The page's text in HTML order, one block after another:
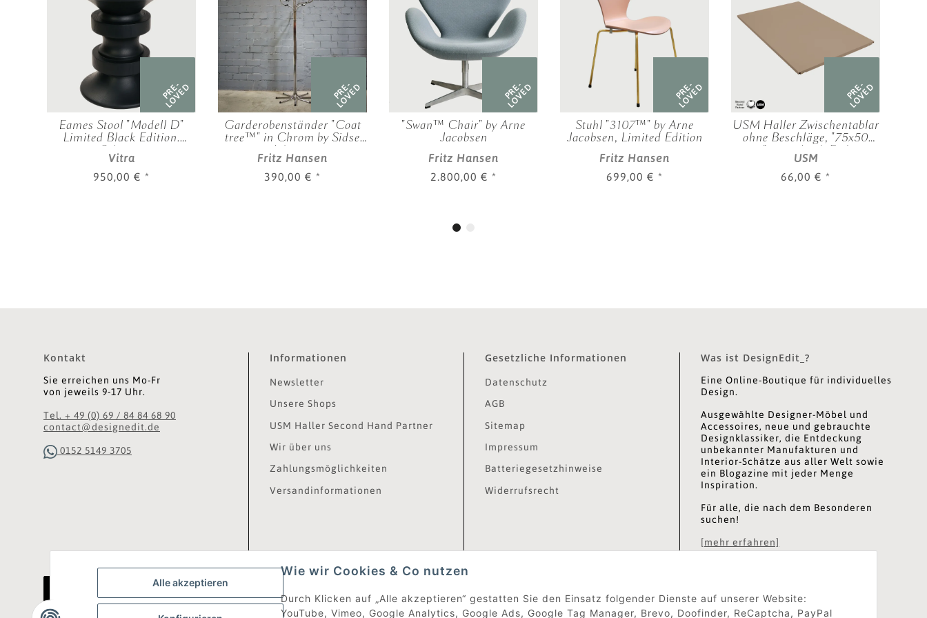
Alle akzeptieren
Wie wir Cookies & Co nutzen
Durch Klicken auf „Alle akzeptieren“ gestatten Sie den Einsatz folgender Dienste auf unserer Website:
YouTube, Vimeo, Google Analytics, Google Ads, Google Tag Manager, Brevo, Doofinder, ReCaptcha, PayPal
PRE-
LOVED
Eames Stool "Modell D"
Limited Black Edition.
Schwarz
Vitra
950,00 € *
PRE-
LOVED
Garderobenständer "Coat
tree™" in Chrom by Sidse
Werner
Fritz Hansen
390,00 € *
PRE-
LOVED
"Swan™ Chair" by Arne
Jacobsen
Fritz Hansen
2.800,00 € *
PRE-
LOVED
Stuhl "3107™" by Arne
Jacobsen, Limited Edition
Fritz Hansen
699,00 € *
PRE-
LOVED
USM Haller Zwischentablar
ohne Beschläge, "75x50
cm", verschied. Farben
USM
66,00 € *
Kontakt
Sie erreichen uns Mo-Fr
von jeweils 9-17 Uhr.
Tel. + 49 (0) 69 / 84 84 68 90
contact@designedit.de
0152 5149 3705
Informationen
Newsletter
Unsere Shops
USM Haller Second Hand Partner
Wir über uns
Zahlungsmöglichkeiten
Versandinformationen
Gesetzliche Informationen
Datenschutz
AGB
Sitemap
Impressum
Batteriegesetzhinweise
Widerrufsrecht
Was ist DesignEdit_?
Eine Online-Boutique für individuelles
Design.
Ausgewählte Designer-Möbel und
Accessoires, neue und gebrauchte
Designklassiker, die Entdeckung
unbekannter Manufakturen und
Interior-Schätze aus aller Welt sowie
ein Blogazine mit jeder Menge
Inspiration.
Für alle, die nach dem Besonderen
suchen!
[mehr erfahren]